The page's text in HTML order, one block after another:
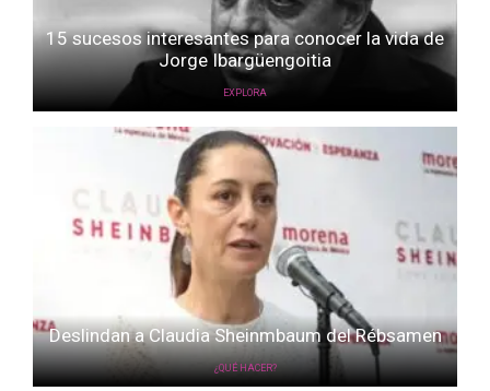
15 sucesos interesantes para conocer la vida de
Jorge Ibargüengoitia
EXPLORA
Deslindan a Claudia Sheinmbaum del Rébsamen
¿QUÉ HACER?